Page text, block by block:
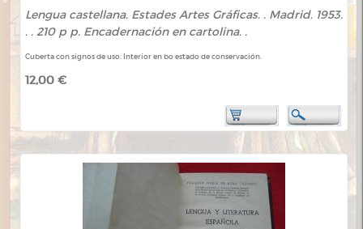
Lengua castellana. Estades Artes Gráficas. . Madrid. 1953.
. . 210 p p. Encadernación en cartolina. .
Cuberta con signos de uso. Interior en bo estado de conservación.
12,00 €